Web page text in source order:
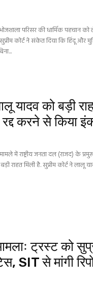
परिसर की धार्मिक पहचान
कोर्ट ने संकेत दिया कि हिंदू और
यादव को बड़ी
करने से किया
में राष्ट्रीय जनता दल (राजद) के
राहत मिली है. सुप्रीम कोर्ट ने लालू
ट्रस्ट को
SIT से मांगी